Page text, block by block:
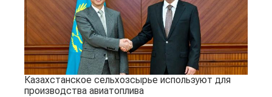
Казахстанское сельхозсырье используют для
производства авиатоплива